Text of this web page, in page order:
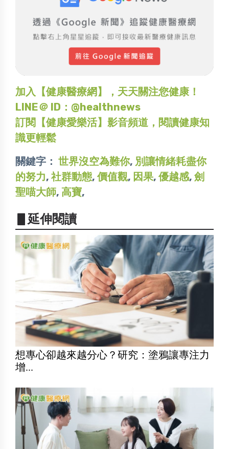
加入【健康醫療網】，天天關注您健康！
LINE＠ ID：@healthnews
訂閱【健康愛樂活】影音頻道，閱讀健康知
識更輕鬆
關鍵字： 世界沒空為難你, 別讓情緒耗盡你
的努力, 社群動態, 價值觀, 因果, 優越感, 劍
聖喵大師, 高寶,
▋延伸閱讀
想專心卻越來越分心？研究：塗鴉讓專注力
增...